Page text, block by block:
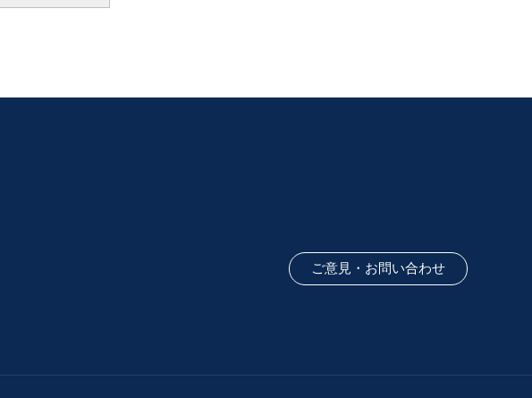
ご意見・お問い合わせ